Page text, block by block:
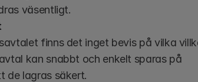
väsentligt.
finns det inget bevis på vilka
kan snabbt och enkelt sparas på
de lagras säkert.